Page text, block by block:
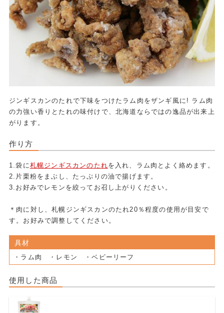
ジンギスカンのたれで下味をつけたラム肉をザンギ風に! ラム肉
の力強い香りとたれの味付けで、北海道ならではの逸品が出来上
がります。
作り方
1.袋に 札幌ジンギスカンのたれを入れ、ラム肉とよく絡めます。
2.片栗粉をまぶし、たっぷりの油で揚げます。
3.お好みでレモンを絞ってお召し上がりください。
＊肉に対し、札幌ジンギスカンのたれ20％程度の使用が目安で
す。お好みで調整してください。
具材
・ラム肉 ・レモン ・ベビーリーフ
使用した商品